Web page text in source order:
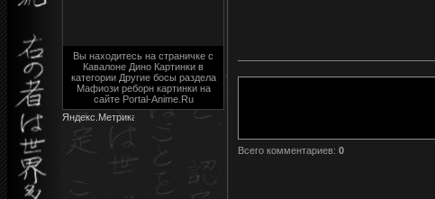
Вы находитесь на страничке с
Кавалоне Дино Картинки в
категории Другие босы раздела
Мафиози реборн картинки на
сайте Portal-Anime.Ru
Всего комментариев: 0